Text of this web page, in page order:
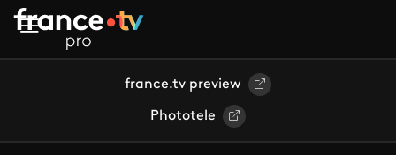
Aller au contenu principal
france.tv preview
Phototele